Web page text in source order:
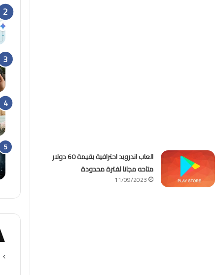
العاب اندرويد احترافية بقيمة 60 دولار
متاحه مجانا لفترة محدودة
11/09/2023